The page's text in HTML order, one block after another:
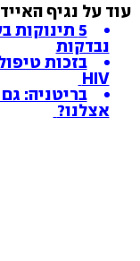
עוד על נגיף
נבדקות
בזכות
HIV
בריטניה:
אצלנו?